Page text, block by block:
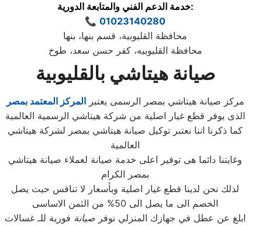
خدمة الدعم الفني والمتابعة الدورية:
📞 01023140280
محافظة القليوبية، قسم بنها، بنها
محافظة القليوبيه، كفر حسن سعد، طوخ
صيانة هيتاشي بالقليوبية
مركز صيانة هيتاشي بمصر الرسمى يعتبرالمركز المعتمد بمصر
الذى يوفر قطع غيار اصلية من شركة هيتاشي الرسمية العالمية
كما ذكرنا اننا نعتبر توكيل صيانة هيتاشي بمصر لشركة هيتاشي
العالمية
وغايتنا دائما هى توفير اعلى خدمة صيانة لعملاء صيانة هيتاشي
بمصر الكرام
لذلك نحن لدينا قطع غيار اصلية وبأسعار لا تنافس حيث يصل
الخصم الى ما يصل الى 50% من الثمن الاساسى
ابلغ عن عطل في جهازك المنزلي نوفر صيانة فورية للـ غسالات